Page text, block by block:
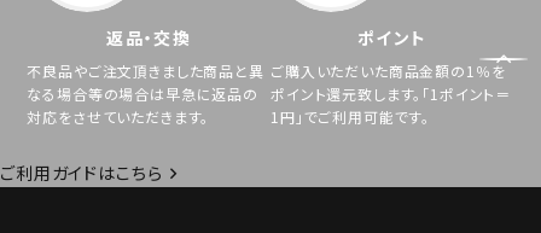
返品・交換
不良品やご注文頂きました商品と異
なる場合等の場合は早急に返品の
対応をさせていただきます。
ポイント
ご購入いただいた商品金額の1％を
ポイント還元致します。「1ポイント＝
1円」でご利用可能です。
ご利用ガイドはこちら